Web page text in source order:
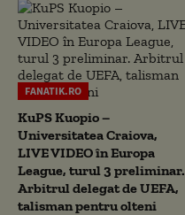
FANATIK.RO
KuPS Kuopio –
Universitatea Craiova,
LIVE VIDEO în Europa
League, turul 3 preliminar.
Arbitrul delegat de UEFA,
talisman pentru olteni